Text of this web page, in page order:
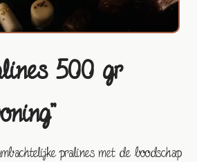
500 gr
pralines met de boodschap